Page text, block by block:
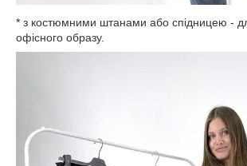
* з костюмними штанами або спідницею -
офісного образу.